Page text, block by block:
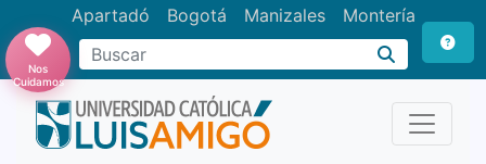
Apartadó Bogotá Manizales Montería
Buscar
Nos
Cuidamos